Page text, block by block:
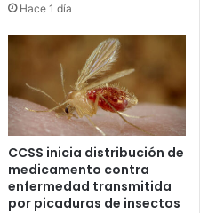
Hace 1 día
CCSS inicia distribución de
medicamento contra
enfermedad transmitida
por picaduras de insectos